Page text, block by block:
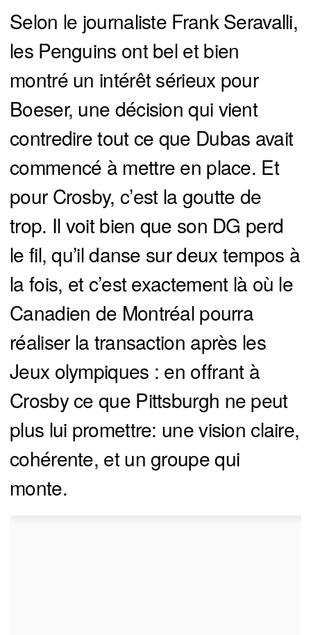
Selon le journaliste Frank Seravalli,
les Penguins ont bel et bien
montré un intérêt sérieux pour
Boeser, une décision qui vient
contredire tout ce que Dubas avait
commencé à mettre en place. Et
pour Crosby, c’est la goutte de
trop. Il voit bien que son DG perd
le fil, qu’il danse sur deux tempos à
la fois, et c’est exactement là où le
Canadien de Montréal pourra
réaliser la transaction après les
Jeux olympiques : en offrant à
Crosby ce que Pittsburgh ne peut
plus lui promettre: une vision claire,
cohérente, et un groupe qui
monte.